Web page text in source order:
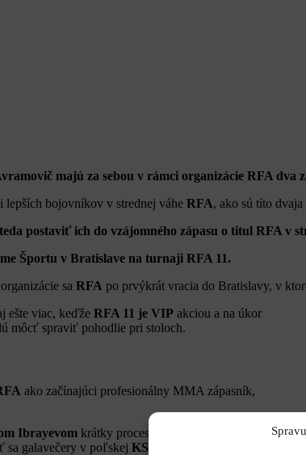
majú za sebou v rámci organizácie RFA dva
lepších bojovníkov v strednej váhe RFA, ako sú títo
postaviť ich do vzájomného zápasu o titul RFA v
Športu v Bratislave na turnaji RFA 11.
sa RFA po prvýkrát vracia do Bratislavy, v
ešte viac, keďže RFA 11 je VIP akciou a na úkor
môcť spraviť pohodlie pri stoloch.
ako začínajúci profesionálny MMA zápasník,
Ibrayevom krátky proces a ukončil ho na Ground and
sa galavečery v poľskej KSW